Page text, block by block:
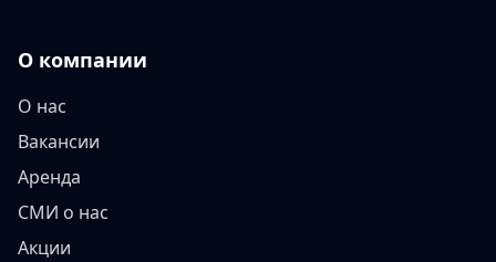
О компании
О нас
Вакансии
Аренда
СМИ о нас
Акции